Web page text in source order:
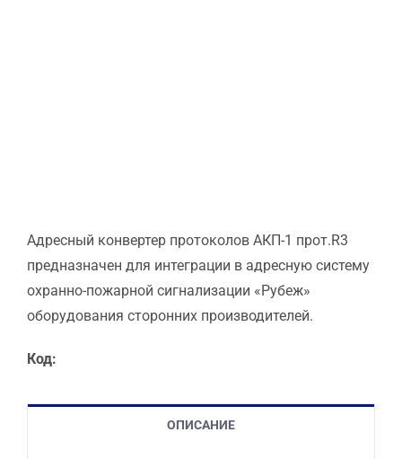
Адресный конвертер протоколов АКП-1 прот.R3
предназначен для интеграции в адресную систему
охранно-пожарной сигнализации «Рубеж»
оборудования сторонних производителей.
Код:
ОПИСАНИЕ